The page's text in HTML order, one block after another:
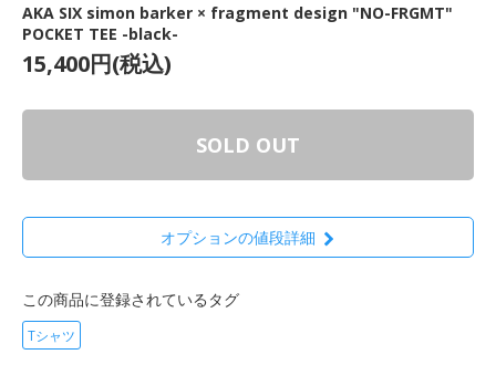
AKA SIX simon barker × fragment design "NO-FRGMT"
POCKET TEE -black-
15,400円(税込)
SOLD OUT
オプションの値段詳細
この商品に登録されているタグ
Tシャツ